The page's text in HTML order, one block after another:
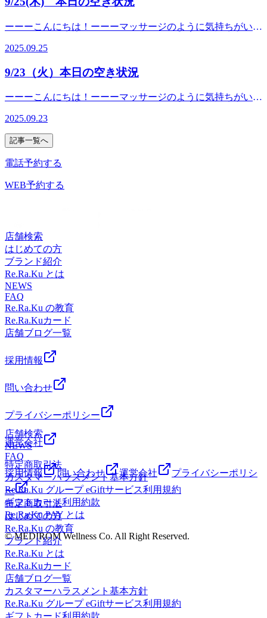
線「西台駅」徒歩1分！都営三田線「高島平駅」「蓮根駅」
台駅に１番近い入り口にあるエレ ベーターに乗っていただ
リラク ダイエー西台店になります！【周辺駅】西高島平
駅、新高島平駅、高島平駅、蓮根駅、志村三丁目駅、志村
づくりをサポート致します！マッサージのように気持ちがい
い肩甲骨ストレッチで、”予防”のボディケアを始めてみませ
ドWポイント♪【住所】東京都板橋区蓮根3-8-12 ダイエ
線「西台駅」徒歩1分！都営三田線「高島平駅」「蓮根駅」
台駅に１番近い入り口にあるエレ ベーターに乗っていただ
リラク ダイエー西台店になります！【周辺駅】西高島平
駅、新高島平駅、高島平駅、蓮根駅、志村三丁目駅、志村
Re.Ra.Kuダイエー西台店をお願い致します(*^^*) ご予約
ております！ オンライン予約はこちら 皆様のご来店心より
お待ちしております(о´∀`о)Re.Ra.Kuダイエー西台店スタッフ
橋区のリラクゼーションスタジオ〜 いつまでも健康で疲れ
づらいお身体づくりをサポート致します！マッサージのよう
に気持ちがいい肩甲骨ストレッチで、”予防”のボディケアを
ンバーズカードWポイント♪【住所】東京都板橋区蓮根3-8-
12 ダイエー 駅前館５階【TEL】03-5970-7220【アクセ
ス】都営三田線「西台駅」徒歩1分！都営三田線「高島平
駅」「蓮根駅」から１駅！西台駅を降りるとすぐにダイエー
が見えます。西台駅に１番近い入り口にあるエレ ベーター
に乗っていただき５階まで上がっていただきすぐ通路の１番
ーーーこんにちは！ーーーマッサージのように気持ちがいい
(木)】の空き状況ーーー 只今のお時間 ～ ２０：００
【今日のスタッフ】☆タナカ★オノ 今年もRe.Ra.Kuダイエ
ー西台店をお願い致します(*^^*) ご予約は TEL:03-5970-
ンライン予約はこちら 皆様のご来店心よりお待ちしており
ます(о´∀`о)Re.Ra.Kuダイエー西台店スタッフ一同 ＊＊＊
ゼーションスタジオ〜 いつまでも健康で疲れづらいお身体
い肩甲骨ストレッチで、”予防”のボディケアを始めてみませ
ドWポイント♪【住所】東京都板橋区蓮根3-8-12 ダイエ
台駅に１番近い入り口にあるエレ ベーターに乗っていただ
き５階まで上がっていただきすぐ通路の１番奥にあるお店が
リラク ダイエー西台店になります！【周辺駅】西高島平
駅、新高島平駅、高島平駅、蓮根駅、志村三丁目駅、志村
2025.09.25
9/23（火）本日の空き状況
ーーーこんにちは！ーーーマッサージのように気持ちがいい
(火)】の空き状況ーーー 只今のお時間 ～ ２０：００
【今日のスタッフ】☆タナカ★オノ 今年もRe.Ra.Kuダイエ
ー西台店をお願い致します(*^^*) ご予約は TEL:03-5970-
7220 ホットペッパービューティーも掲載しております！ オ
ます(о´∀`о)Re.Ra.Kuダイエー西台店スタッフ一同 ＊＊＊
い肩甲骨ストレッチで、”予防”のボディケアを始めてみませ
んか？【営業時間】10:00〜20:00※木曜日はメンバーズカー
ドWポイント♪【住所】東京都板橋区蓮根3-8-12 ダイエ
ー 駅前館５階【TEL】03-5970-7220【アクセス】都営三田
線「西台駅」徒歩1分！都営三田線「高島平駅」「蓮根駅」
から１駅！西台駅を降りるとすぐにダイエーが見えます。西
台駅に１番近い入り口にあるエレ ベーターに乗っていただ
き５階まで上がっていただきすぐ通路の１番奥にあるお店が
リラク ダイエー西台店になります！【周辺駅】西高島平
2025.09.23
記事一覧へ
電話予約する
WEB予約する
店舗検索
はじめての方
ブランド紹介
Re.Ra.Ku とは
NEWS
FAQ
Re.Ra.Ku の教育
Re.Ra.Kuカード
店舗ブログ一覧
採用情報
問い合わせ
プライバシーポリシー
運営会社
特定商取引法
カスタマーハラスメント基本方針
Re.Ra.Ku グループ eGiftサービス利用規約
ギフトカード利用約款
Re.Ra.Ku PAY とは
© MEDIROM Wellness Co. All Right Reserved.
店舗検索
NEWS
FAQ
採用情報
問い合わせ 運営会社
プライバシーポリシ
ー
特定商取引法
はじめての方
Re.Ra.Ku の教育
ブランド紹介
Re.Ra.Ku とは
Re.Ra.Kuカード
店舗ブログ一覧
カスタマーハラスメント基本方針
Re.Ra.Ku グループ eGiftサービス利用規約